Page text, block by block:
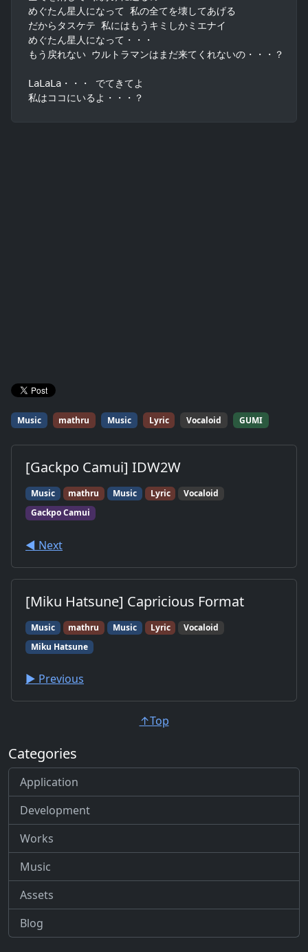
めぐたん星人になって 私の全てを壊してあげる
だからタスケテ 私にはもうキミしかミエナイ
めぐたん星人になって・・・
もう戻れない ウルトラマンはまだ来てくれないの・・・？
LaLaLa・・・ でてきてよ
私はココにいるよ・・・？
Music mathru Music Lyric Vocaloid GUMI
[Gackpo Camui] IDW2W
Music mathru Music Lyric
Vocaloid
Gackpo Camui
◀︎ Next
[Miku Hatsune] Capricious Format
Music mathru Music Lyric
Vocaloid
Miku Hatsune
▶︎ Previous
↑Top
Categories
Application
Development
Works
Music
Assets
Blog